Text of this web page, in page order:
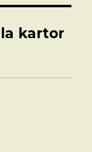
kartor